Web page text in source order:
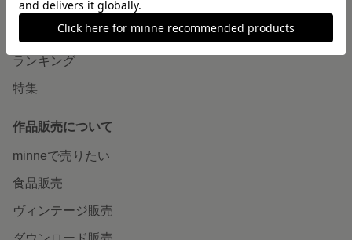
作品をさがす
ショップをさがす
ランキング
特集
作品販売について
minneで売りたい
食品販売
ヴィンテージ販売